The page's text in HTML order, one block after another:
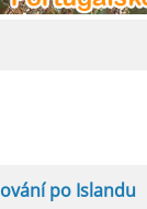
jak
po Islandu